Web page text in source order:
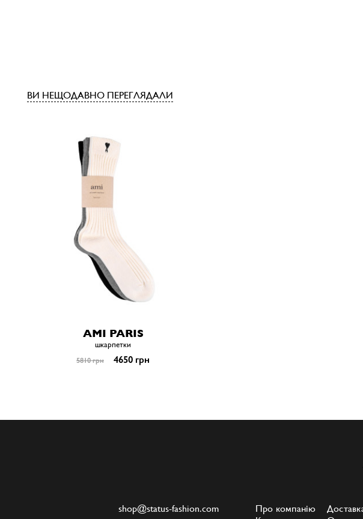
ВИ НЕЩОДАВНО ПЕРЕГЛЯДАЛИ
AMI PARIS
шкарпетки
5810 грн 4650 грн
Про компанію
shop@status-fashion.com